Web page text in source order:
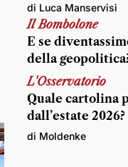
di Luca Manservisi
Il Bombolone
E se
della
L'Osservatorio
Quale cartolina
dall’estate 2026?
di Moldenke